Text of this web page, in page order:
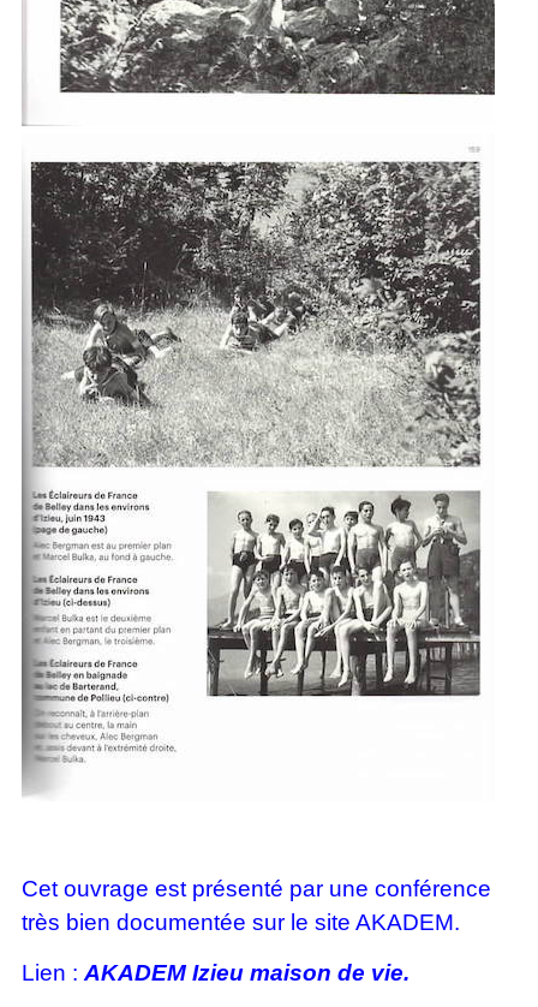
Cet ouvrage est présenté par une conférence
très bien documentée sur le site AKADEM.
Lien : AKADEM Izieu maison de vie.